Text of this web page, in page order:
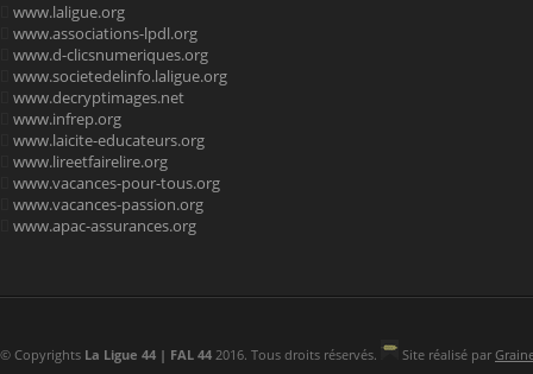
www.laligue.org
www.associations-lpdl.org
www.d-clicsnumeriques.org
www.societedelinfo.laligue.org
www.decryptimages.net
www.infrep.org
www.laicite-educateurs.org
www.lireetfairelire.org
www.vacances-pour-tous.org
www.vacances-passion.org
www.apac-assurances.org
© Copyrights La Ligue 44 | FAL 44 2016. Tous droits réservés. Site réalisé par